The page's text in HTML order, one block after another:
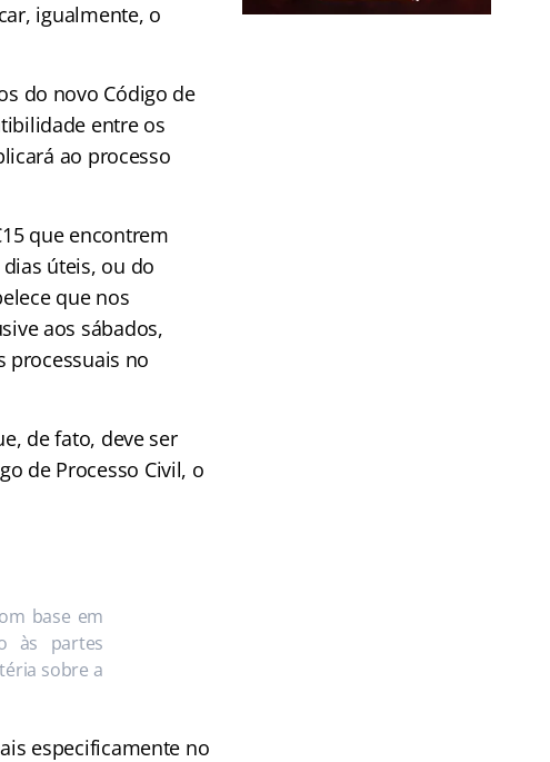
igualmente, o
do novo Código de
entre os
ao processo
que encontrem
úteis, ou do
que nos
aos sábados,
processuais no
de fato, deve ser
de Processo Civil, o
base em
às partes
sobre a
especificamente no